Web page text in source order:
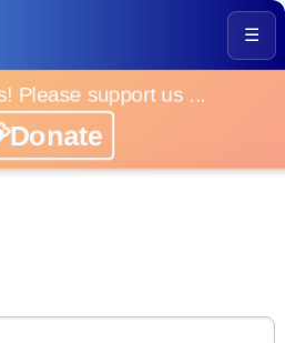
☰
Please support us ...